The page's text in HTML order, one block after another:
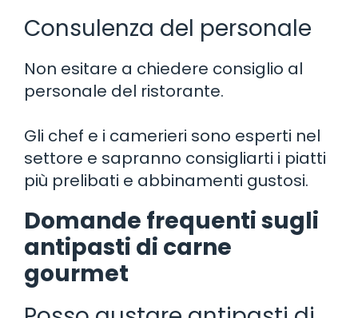
Consulenza del personale
Non esitare a chiedere consiglio al
personale del ristorante.
Gli chef e i camerieri sono esperti nel
settore e sapranno consigliarti i piatti
più prelibati e abbinamenti gustosi.
Domande frequenti sugli
antipasti di carne
gourmet